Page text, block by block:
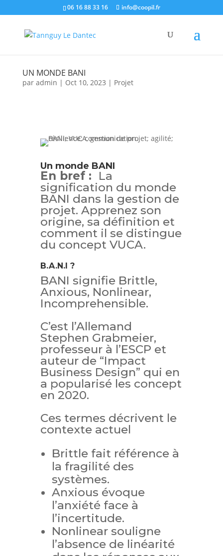
06 16 88 33 16 info@coopil.fr
UN MONDE BANI
par admin | Oct 10, 2023 | Projet
Un monde BANI
En bref : La
signification du monde
BANI dans la gestion de
projet. Apprenez son
origine, sa définition et
comment il se distingue
du concept VUCA.
B.A.N.I ?
BANI signifie Brittle,
Anxious, Nonlinear,
Incomprehensible.
C’est l’Allemand
Stephen Grabmeier,
professeur à l’ESCP et
auteur de “Impact
Business Design” qui en
a popularisé les concept
en 2020.
Ces termes décrivent le
contexte actuel
Brittle fait référence à
la fragilité des
systèmes.
Anxious évoque
l’anxiété face à
l’incertitude.
Nonlinear souligne
l’absence de linéarité